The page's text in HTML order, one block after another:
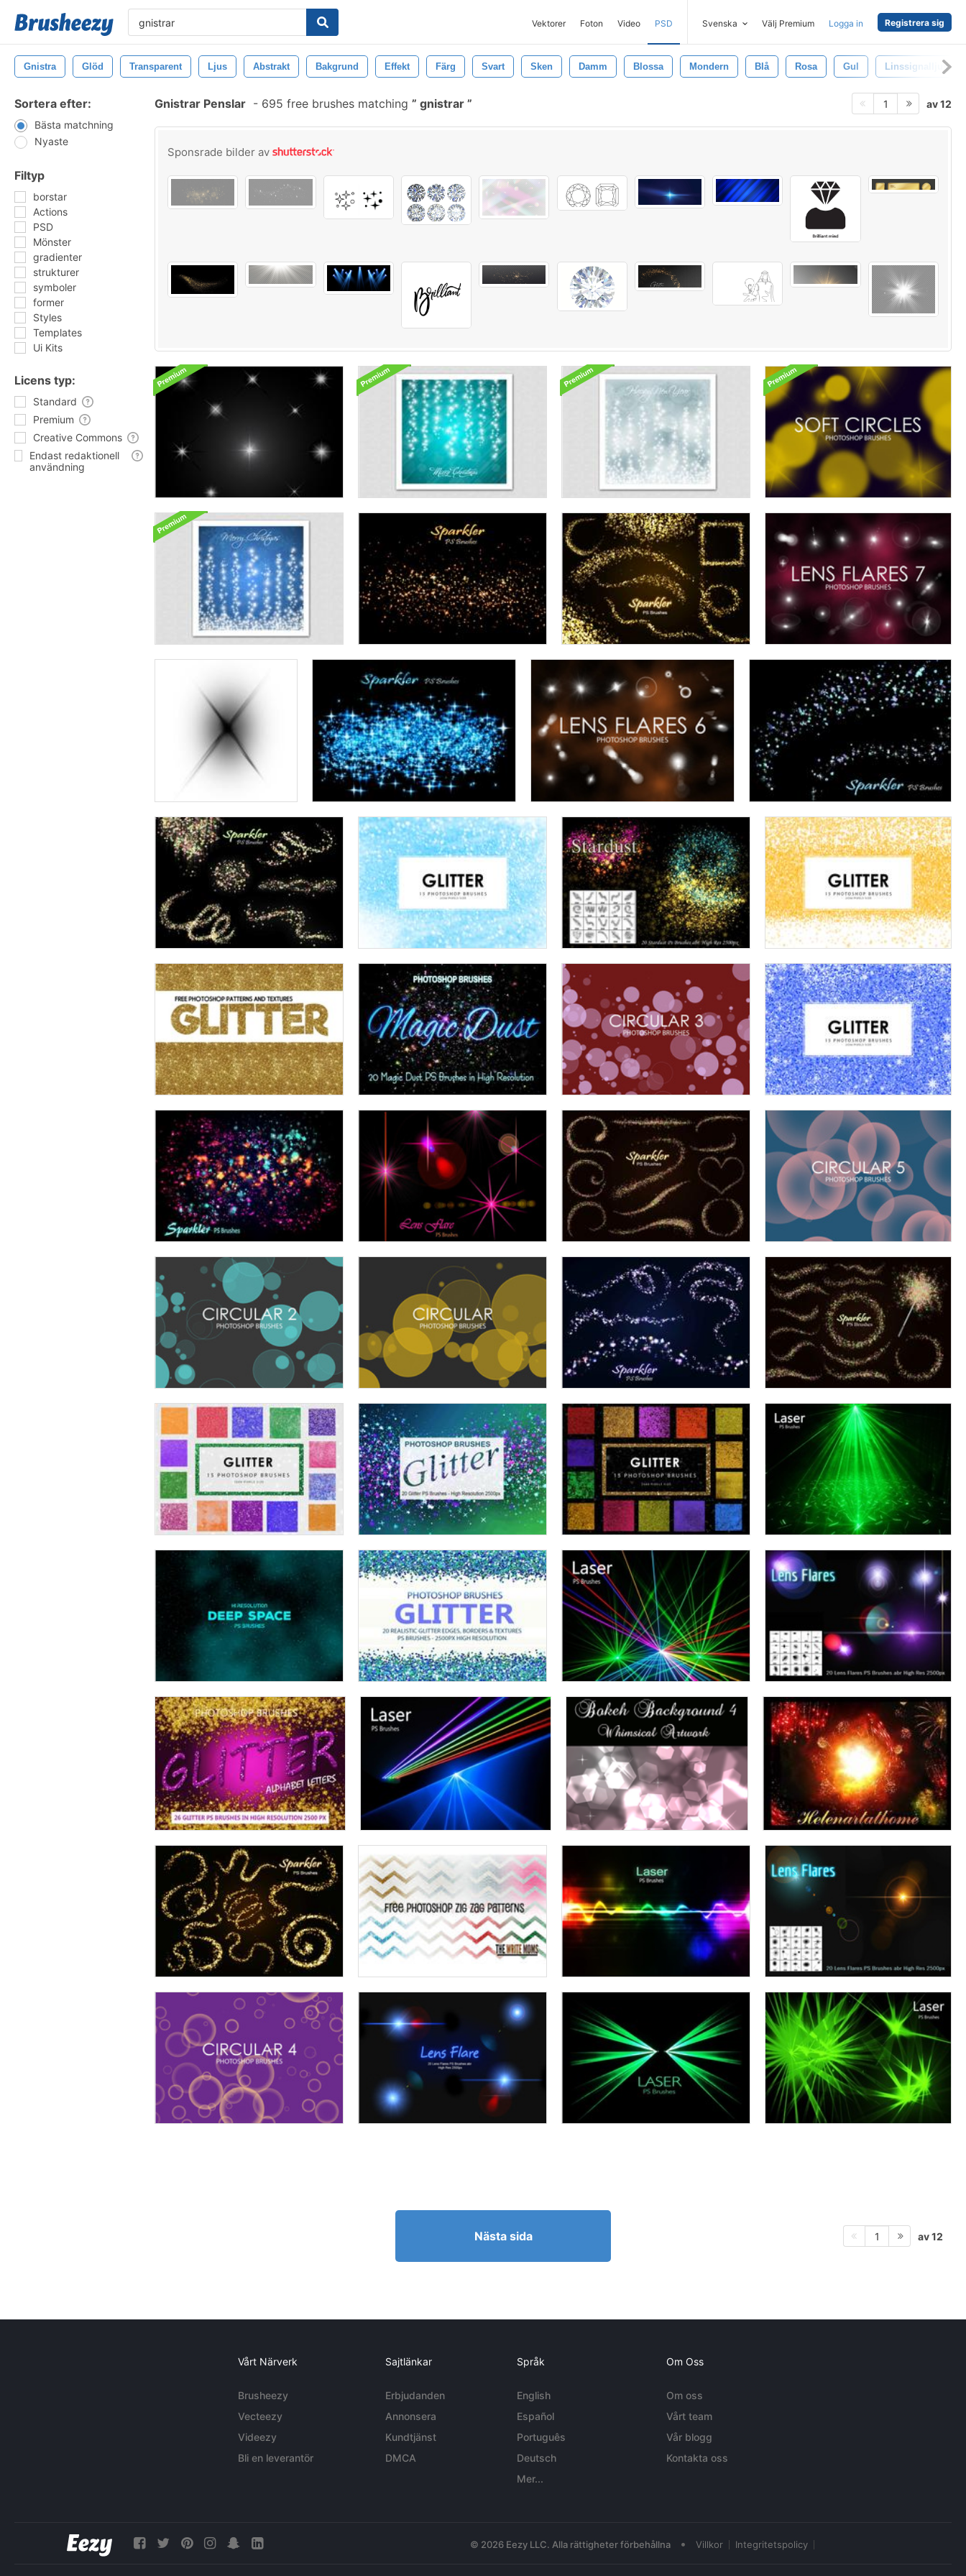
Vektorer Foton Video PSD Svenska Välj Premium Logga in Registrera sig
Gnistra Glöd Transparent Ljus Abstrakt Bakgrund Effekt Färg Svart Sken Damm Blossa Mondern Blå Rosa Gul Linssignalljus
Sortera efter:
Bästa matchning
Nyaste
Filtyp
borstar
Actions
PSD
Mönster
gradienter
strukturer
symboler
former
Styles
Templates
Ui Kits
Licens typ:
Standard
Premium
Creative Commons
Endast redaktionell
användning
Gnistrar Penslar - 695 free brushes matching gnistrar 1 av 12
Sponsrade bilder av
Nästa sida 1 av 12
Vårt Närverk
Brusheezy
Vecteezy
Videezy
Bli en leverantör
Sajtlänkar
Erbjudanden
Annonsera
Kundtjänst
DMCA
Språk
English
Español
Português
Deutsch
Mer...
Om Oss
Om oss
Vårt team
Vår blogg
Kontakta oss
© 2026 Eezy LLC. Alla rättigheter förbehållna • Villkor Integritetspolicy